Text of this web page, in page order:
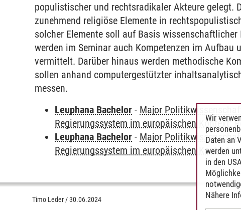
populistischer und rechtsradikaler Akteure gelegt.
zunehmend religiöse Elemente in
solcher Elemente soll auf Basis
werden im Seminar auch Kompetenzen im
vermittelt. Darüber hinaus werden methodische
sollen anhand computergestützter
messen.
Leuphana Bachelor - Major
Regierungssystem im europäischen Kontext:
Leuphana Bachelor - Major
Regierungssystem im europäischen Kontext
Timo Leder /30.06.2024
Wir
Daten an
werden
in den
Nähere